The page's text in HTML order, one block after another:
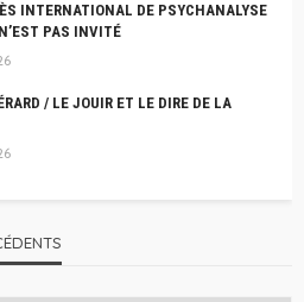
INTERNATIONAL DE PSYCHANALYSE
PAS INVITÉ
/ LE JOUIR ET LE DIRE DE LA